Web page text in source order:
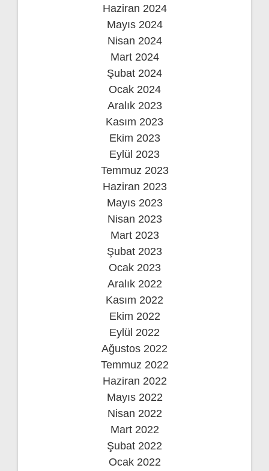
Haziran 2024
Mayıs 2024
Nisan 2024
Mart 2024
Şubat 2024
Ocak 2024
Aralık 2023
Kasım 2023
Ekim 2023
Eylül 2023
Temmuz 2023
Haziran 2023
Mayıs 2023
Nisan 2023
Mart 2023
Şubat 2023
Ocak 2023
Aralık 2022
Kasım 2022
Ekim 2022
Eylül 2022
Ağustos 2022
Temmuz 2022
Haziran 2022
Mayıs 2022
Nisan 2022
Mart 2022
Şubat 2022
Ocak 2022